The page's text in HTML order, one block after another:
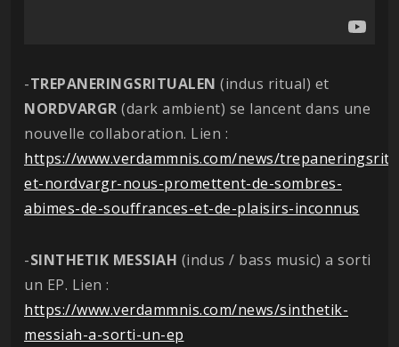
-TREPANERINGSRITUALEN (indus ritual) et
NORDVARGR (dark ambient) se lancent dans une
nouvelle collaboration. Lien :
https://www.verdammnis.com/news/
et-nordvargr-nous-promettent-de-sombres-
abimes-de-souffrances-et-de-plaisirs-inconnus
-SINTHETIK MESSIAH (indus / bass music) a sorti
un EP. Lien :
https://www.verdammnis.com/news/sinthetik-
messiah-a-sorti-un-ep